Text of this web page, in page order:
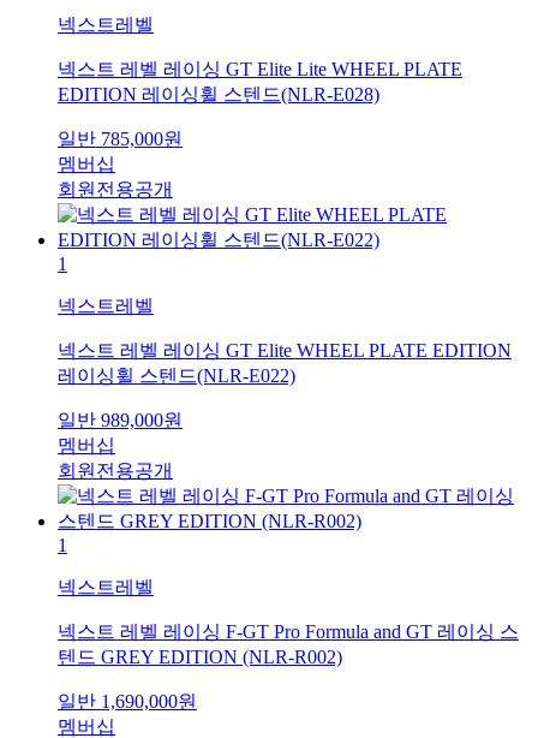
넥스트레벨
넥스트 레벨 레이싱 GT Elite Lite WHEEL PLATE
EDITION 레이싱휠 스텐드(NLR-E028)
일반 785,000원
멤버십
회원전용공개
1
넥스트레벨
넥스트 레벨 레이싱 GT Elite WHEEL PLATE EDITION
레이싱휠 스텐드(NLR-E022)
일반 989,000원
멤버십
회원전용공개
1
넥스트레벨
넥스트 레벨 레이싱 F-GT Pro Formula and GT 레이싱 스
텐드 GREY EDITION (NLR-R002)
일반 1,690,000원
멤버십